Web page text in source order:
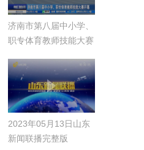
济南市第八届中小学、
职专体育教师技能大赛
2023年05月13日山东
新闻联播完整版